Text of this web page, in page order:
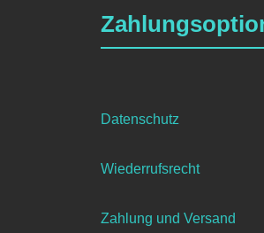
Datenschutz
Wiederrufsrecht
Zahlung und Versand